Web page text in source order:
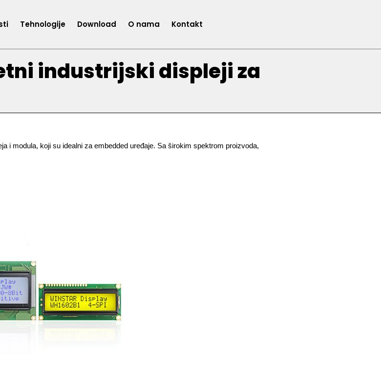
Tehnologije Download O nama Kontakt
industrijski displeji za
i modula, koji su idealni za embedded uređaje. Sa širokim spektrom proizvoda,